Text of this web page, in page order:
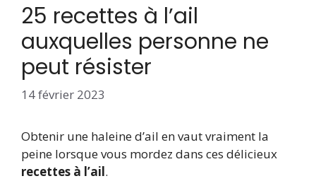
25 recettes à l’ail
auxquelles personne ne
peut résister
14 février 2023
Obtenir une haleine d’ail en vaut vraiment la
peine lorsque vous mordez dans ces délicieux
recettes à l’ail.